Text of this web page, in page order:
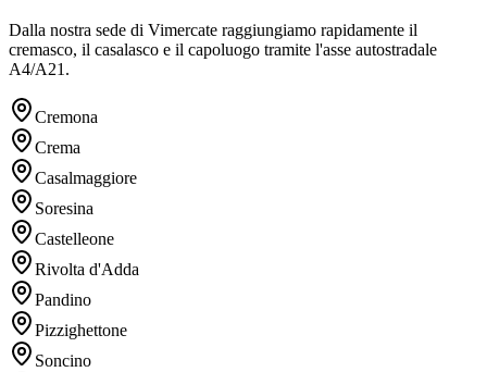
Dalla nostra sede di Vimercate raggiungiamo rapidamente il
cremasco, il casalasco e il capoluogo tramite l'asse autostradale
A4/A21.
Cremona
Crema
Casalmaggiore
Soresina
Castelleone
Rivolta d'Adda
Pandino
Pizzighettone
Soncino